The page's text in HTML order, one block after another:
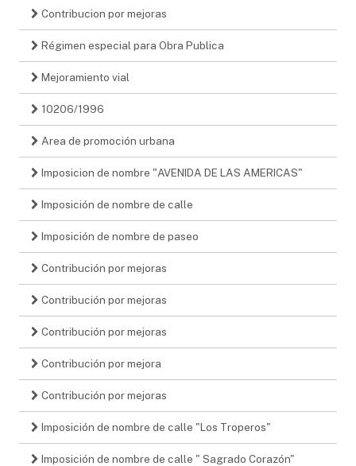
Contribucion por mejoras
Régimen especial para Obra Publica
Mejoramiento vial
10206/1996
Area de promoción urbana
Imposicion de nombre "AVENIDA DE LAS AMERICAS"
Imposición de nombre de calle
Imposición de nombre de paseo
Contribución por mejoras
Contribución por mejoras
Contribución por mejoras
Contribución por mejora
Contribución por mejoras
Imposición de nombre de calle "Los Troperos"
Imposición de nombre de calle " Sagrado Corazón"